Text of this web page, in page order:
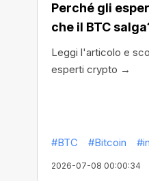
Perché gli
che il BTC
Leggi l'articolo e
esperti crypto →
#BTC #Bitcoin
2026-07-08 00:00:34